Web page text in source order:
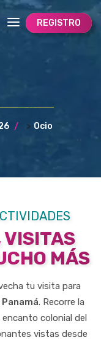
REGISTRO
> Ocio
VISITAS
MÁS
tu visita para
. Recorre la
colonial del
vistas desde